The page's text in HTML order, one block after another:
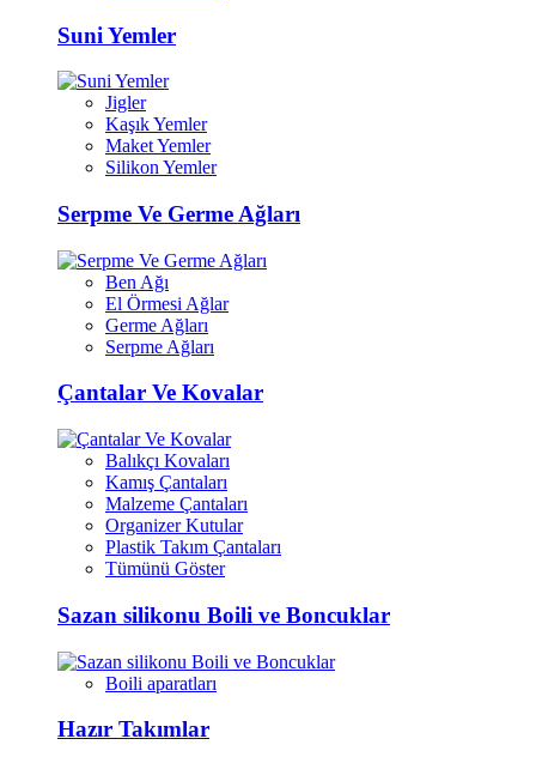
Suni Yemler
Jigler
Kaşık Yemler
Maket Yemler
Silikon Yemler
Serpme Ve Germe Ağları
Ben Ağı
El Örmesi Ağlar
Germe Ağları
Serpme Ağları
Çantalar Ve Kovalar
Balıkçı Kovaları
Kamış Çantaları
Malzeme Çantaları
Organizer Kutular
Plastik Takım Çantaları
Tümünü Göster
Sazan silikonu Boili ve Boncuklar
Boili aparatları
Hazır Takımlar